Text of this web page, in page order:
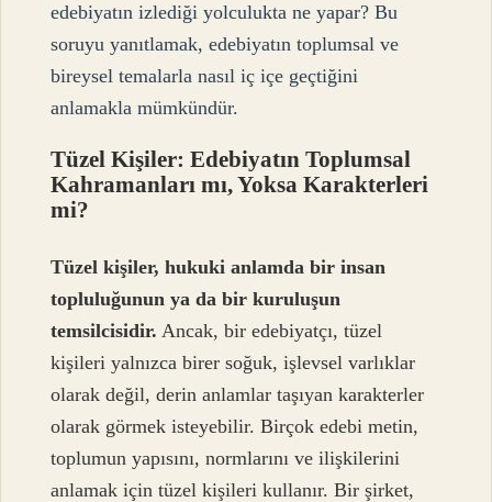
edebiyatın izlediği yolculukta ne yapar? Bu
soruyu yanıtlamak, edebiyatın toplumsal ve
bireysel temalarla nasıl iç içe geçtiğini
anlamakla mümkündür.
Tüzel Kişiler: Edebiyatın Toplumsal
Kahramanları mı, Yoksa Karakterleri
mi?
Tüzel kişiler, hukuki anlamda bir insan
topluluğunun ya da bir kuruluşun
temsilcisidir. Ancak, bir edebiyatçı, tüzel
kişileri yalnızca birer soğuk, işlevsel varlıklar
olarak değil, derin anlamlar taşıyan karakterler
olarak görmek isteyebilir. Birçok edebi metin,
toplumun yapısını, normlarını ve ilişkilerini
anlamak için tüzel kişileri kullanır. Bir şirket,